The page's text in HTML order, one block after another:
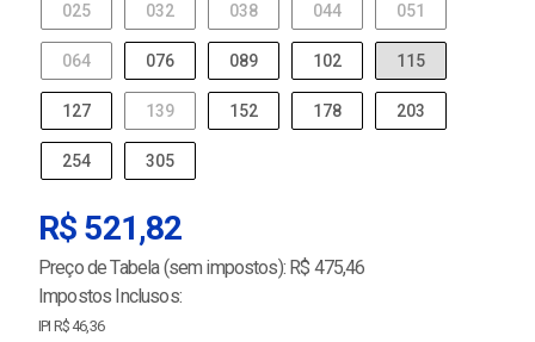
025 032 038 044 051
064 076 089 102 115
127 139 152 178 203
254 305
R$ 521,82
Preço de Tabela (sem impostos): R$ 475,46
Impostos Inclusos:
IPI R$ 46,36